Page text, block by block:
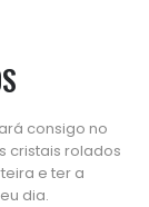
consigo no
cristais rolados
e ter a
dia.